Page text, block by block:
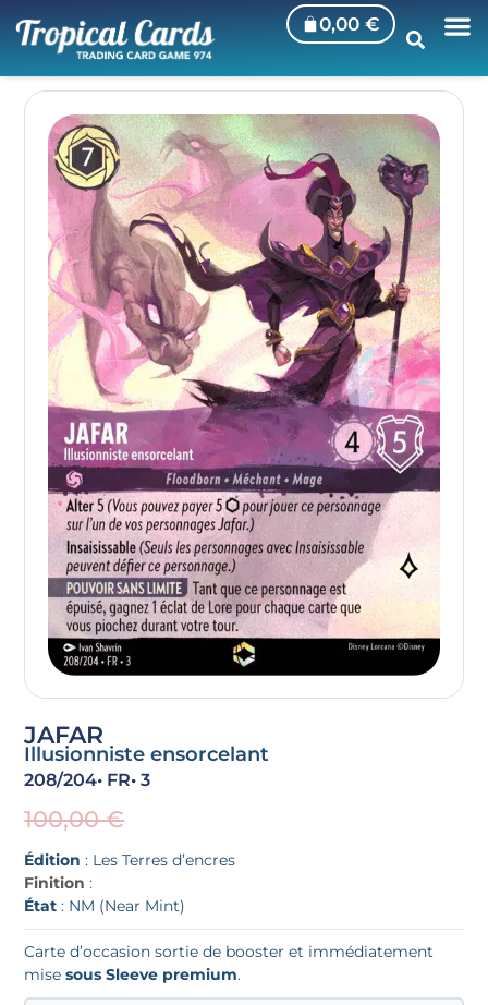
0,00€
JAFAR
Illusionniste ensorcelant
208/204• FR• 3
100,00€
Édition : Les Terres d’encres
Finition :
État : NM (Near Mint)
Carte d’occasion sortie de booster et immédiatement
misesous Sleeve premium.